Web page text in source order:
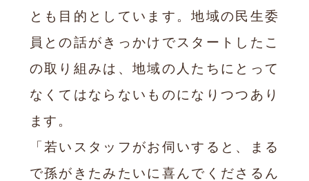
とも目的としています。地域の民生委
員との話がきっかけでスタートしたこ
の取り組みは、地域の人たちにとって
なくてはならないものになりつつあり
ます。
「若いスタッフがお伺いすると、まる
で孫がきたみたいに喜んでくださるん